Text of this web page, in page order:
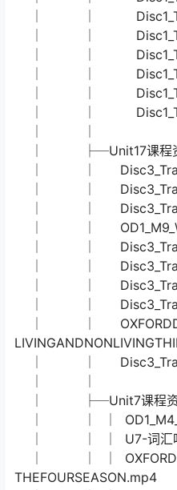
│ │ │
ANIMALHOMES.mp4
│ │ │ U5-1词汇听
│ │ │
│ │ │ U5词汇拓展+
法拓展2（打印）.pdf
│ │ │ U5语法练习1+
印）.pdf
│ │ │ U5-2词汇听
│ │ │
│ │ └─U5教材
│ │
│ │
│ │
│ │
│ │
│ │
│ │
│ │
│ ├─Unit17课程资
│ │
│ │
│ │
│ │
│ │